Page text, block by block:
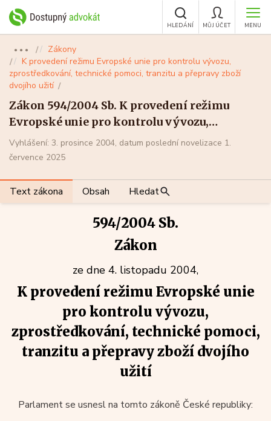
MENU
MŮJ ÚČET
HLEDÁNÍ
●●●
Zákony
K provedení režimu Evropské unie pro kontrolu vývozu,
zprostředkování, technické pomoci, tranzitu a přepravy zboží
dvojího užití
Zákon 594/2004 Sb. K provedení režimu
Evropské unie pro kontrolu vývozu,
zprostředkování, technické pomoci, tranzitu
a přepravy zboží dvojího užití
Vyhlášení: 3. prosince 2004, datum poslední novelizace 1.
července 2025
Text zákona Obsah Hledat
594/2004 Sb.
Zákon
ze dne 4. listopadu 2004,
K provedení režimu Evropské unie
pro kontrolu vývozu,
zprostředkování, technické pomoci,
tranzitu a přepravy zboží dvojího
užití
Parlament se usnesl na tomto zákoně České republiky: